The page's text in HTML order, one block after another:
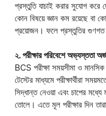
প্রস্তুতি যাচাই করার সুযোগ
কোন বিষয়ে জ্ঞান কম রয়েছে বা
প্রয়োজন। ফলে প্রস্তুতির
২. পরীক্ষার পরিবেশে অভ্যস্ততা
BCS পরীক্ষা সময়সীমা ও
টেস্টের মাধ্যমে পরীক্ষার্থীরা
সিদ্ধান্ত নেওয়া এবং চাপের
তোলে। এতে মূল পরীক্ষার দিন